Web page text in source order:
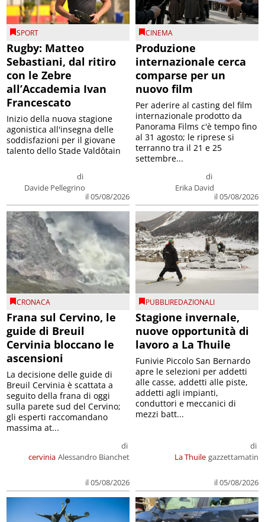
SPORT
Rugby: Matteo
Sebastiani, dal ritiro
con le Zebre
all’Accademia Ivan
Francescato
di
Davide Pellegrino
il 05/08/2026
Inizio della nuova stagione
agonistica all'insegna delle
soddisfazioni per il giovane
talento dello Stade Valdôtain
CINEMA
Produzione
internazionale cerca
comparse per un
nuovo film
di
Erika David
il 05/08/2026
Per aderire al casting del film
internazionale prodotto da
Panorama Films c'è tempo fino
al 31 agosto; le riprese si
terranno tra il 21 e 25
settembre...
CRONACA
Frana sul Cervino, le
guide di Breuil
Cervinia bloccano le
ascensioni
cervinia
di
Alessandro Bianchet
il 05/08/2026
La decisione delle guide di
Breuil Cervinia è scattata a
seguito della frana di oggi
sulla parete sud del Cervino;
gli esperti raccomandano
massima at...
PUBBLIREDAZIONALI
Stagione invernale,
nuove opportunità di
lavoro a La Thuile
La Thuile
di
gazzettamatin
il 05/08/2026
Funivie Piccolo San Bernardo
apre le selezioni per addetti
alle casse, addetti alle piste,
addetti agli impianti,
conduttori e meccanici di
mezzi batt...